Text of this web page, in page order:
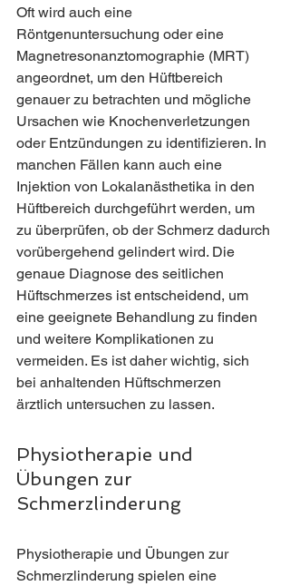
Oft wird auch eine
Röntgenuntersuchung oder eine
Magnetresonanztomographie (MRT)
angeordnet, um den Hüftbereich
genauer zu betrachten und mögliche
Ursachen wie Knochenverletzungen
oder Entzündungen zu identifizieren. In
manchen Fällen kann auch eine
Injektion von Lokalanästhetika in den
Hüftbereich durchgeführt werden, um
zu überprüfen, ob der Schmerz dadurch
vorübergehend gelindert wird. Die
genaue Diagnose des seitlichen
Hüftschmerzes ist entscheidend, um
eine geeignete Behandlung zu finden
und weitere Komplikationen zu
vermeiden. Es ist daher wichtig, sich
bei anhaltenden Hüftschmerzen
ärztlich untersuchen zu lassen.
Physiotherapie und
Übungen zur
Schmerzlinderung
Physiotherapie und Übungen zur
Schmerzlinderung spielen eine